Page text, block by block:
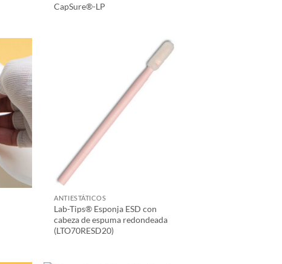
CapSure®-LP
ANTIESTÁTICOS
Lab-Tips® Esponja ESD con
cabeza de espuma redondeada
(LTO70RESD20)